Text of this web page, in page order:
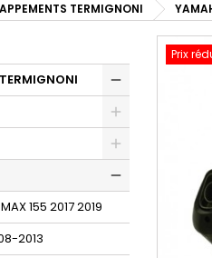
TERMIGNONI
155 2017 2019
2013
Prix